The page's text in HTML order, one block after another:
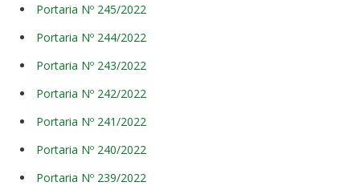
Portaria Nº 245/2022
Portaria Nº 244/2022
Portaria Nº 243/2022
Portaria Nº 242/2022
Portaria Nº 241/2022
Portaria Nº 240/2022
Portaria Nº 239/2022